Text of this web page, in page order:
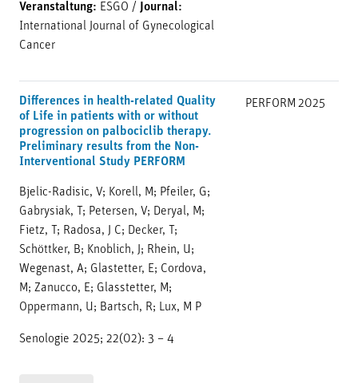
Veranstaltung: ESGO /
Journal:
International Journal of Gynecological
Cancer
Differences in health-related Quality
of Life in patients with or without
progression on palbociclib therapy.
Preliminary results from the Non-
Interventional Study PERFORM
Bjelic-Radisic, V; Korell, M; Pfeiler, G;
Gabrysiak, T; Petersen, V; Deryal, M;
Fietz, T; Radosa, J C; Decker, T;
Schöttker, B; Knoblich, J; Rhein, U;
Wegenast, A; Glastetter, E; Cordova,
M; Zanucco, E; Glasstetter, M;
Oppermann, U; Bartsch, R; Lux, M P
Senologie 2025; 22(02): 3 – 4
PERFORM 2025